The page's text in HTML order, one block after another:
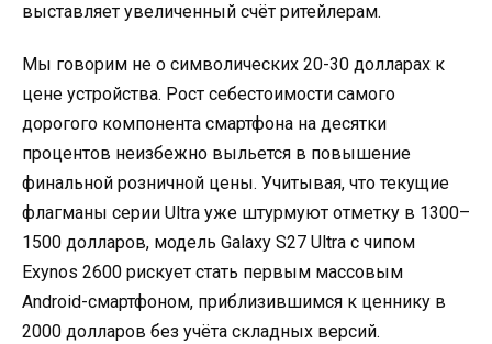
выставляет увеличенный счёт ритейлерам.
Мы говорим не о символических 20-30 долларах к
цене устройства. Рост себестоимости самого
дорогого компонента смартфона на десятки
процентов неизбежно выльется в повышение
финальной розничной цены. Учитывая, что текущие
флагманы серии Ultra уже штурмуют отметку в 1300–
1500 долларов, модель Galaxy S27 Ultra с чипом
Exynos 2600 рискует стать первым массовым
Android-смартфоном, приблизившимся к ценнику в
2000 долларов без учёта складных версий.